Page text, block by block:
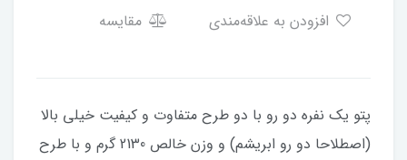
مقایسه
پتو یک نفره دو رو با دو طرح متفاوت و کیفیت خیلی بالا
(اصطلاحا دو رو ابریشم) و وزن خالص 2130 گرم و با طرح